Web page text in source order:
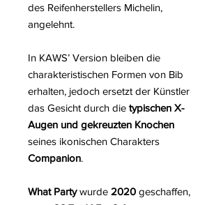
des Reifenherstellers Michelin,
angelehnt.
In KAWS’ Version bleiben die
charakteristischen Formen von Bib
erhalten, jedoch ersetzt der Künstler
das Gesicht durch die typischen X-
Augen und gekreuzten Knochen
seines ikonischen Charakters
Companion.
What Partywurde 2020 geschaffen,